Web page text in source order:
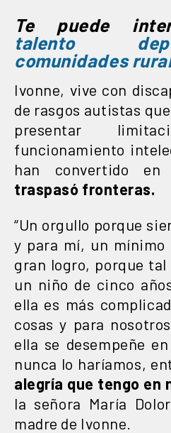
Te puede
talento
comunidades
Ivonne, vive con
de rasgos autistas
presentar
funcionamiento
han convertido en
traspasó fronteras.
“Un orgullo porque
y para mí, un mínimo
gran logro, porque tal
un niño de cinco
ella es más
cosas y para
ella se desempeñe
nunca lo haríamos,
alegría que tengo en
la señora María
madre de Ivonne.